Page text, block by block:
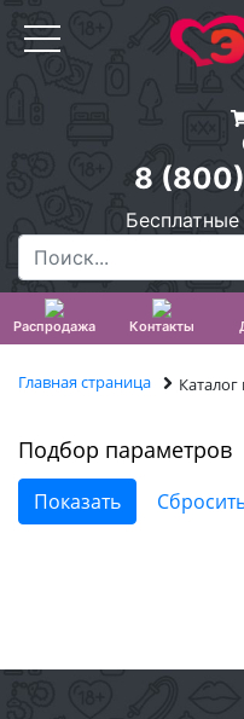
8
Распродажа Контакты
Главная страница
Подбор параметров